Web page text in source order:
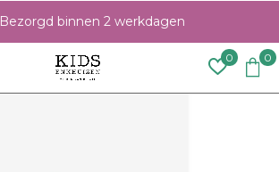
0 0
Bezorgd binnen 2 werkdagen